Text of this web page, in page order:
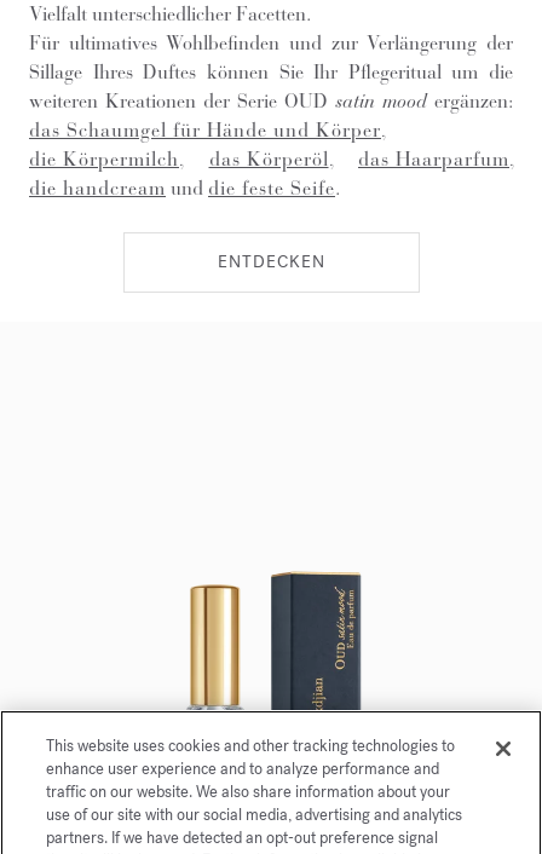
Vielfalt unterschiedlicher Facetten.
Für ultimatives Wohlbefinden und zur Verlängerung der
Sillage Ihres Duftes können Sie Ihr Pflegeritual um die
weiteren Kreationen der Serie OUD satin moodergänzen:
das Schaumgel für Hände und Körper
die Körpermilch
das Körperöl das Haarparfum
die handcream und die feste Seife.
ENTDECKEN
This website uses cookies and other tracking technologies to
enhance user experience and to analyze performance and
traffic on our website. We also share information about your
use of our site with our social media, advertising and analytics
partners. If we have detected an opt-out preference signal